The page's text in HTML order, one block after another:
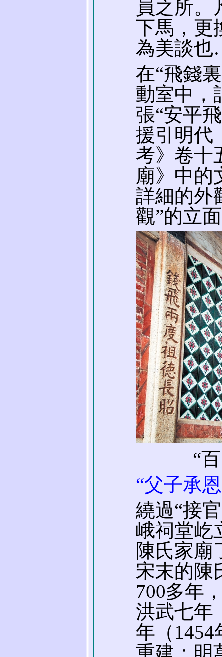
員之所。
下馬，更
為美談
在“飛錢
動室中，
張“安平
援引明代
考》卷十
廟》中的
詳細的外
觀”的立
“
“父子承
繞過“接
峨祠堂屹
陳氏家廟
宋末的陳
700多年
洪武七年
年（
重建；明